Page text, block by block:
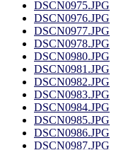
DSCN0975.JPG
DSCN0976.JPG
DSCN0977.JPG
DSCN0978.JPG
DSCN0980.JPG
DSCN0981.JPG
DSCN0982.JPG
DSCN0983.JPG
DSCN0984.JPG
DSCN0985.JPG
DSCN0986.JPG
DSCN0987.JPG